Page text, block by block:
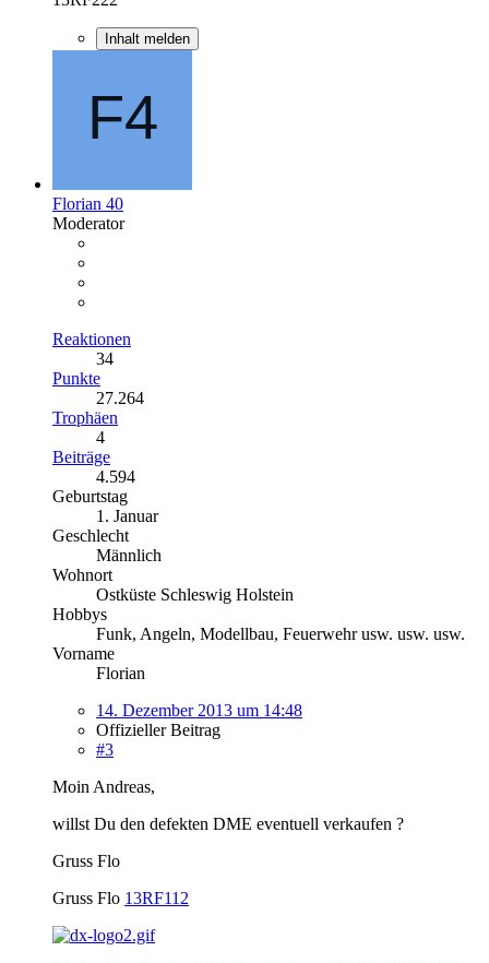
Inhalt melden
Florian 40
Moderator
Reaktionen
34
Punkte
27.264
Trophäen
4
Beiträge
4.594
Geburtstag
1. Januar
Geschlecht
Männlich
Wohnort
Ostküste Schleswig Holstein
Hobbys
Funk, Angeln, Modellbau, Feuerwehr usw. usw. usw.
Vorname
Florian
14. Dezember 2013 um 14:48
Offizieller Beitrag
#3
Moin Andreas,
willst Du den defekten DME eventuell verkaufen ?
Gruss Flo
Gruss Flo 13RF112